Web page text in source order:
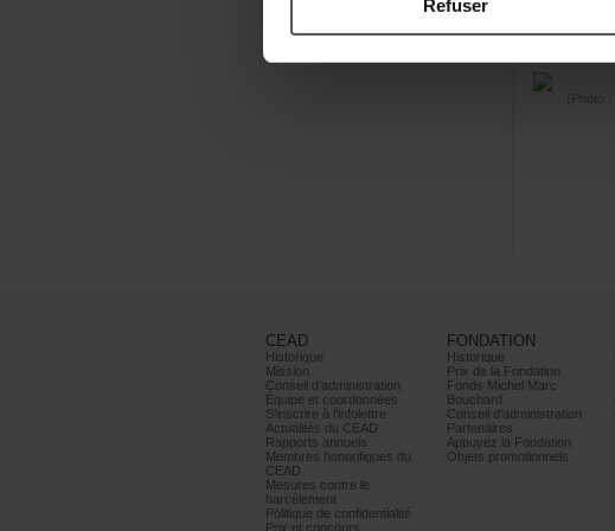
Refuser
CEAD
Historique
Mission
Conseild’administration
Équipeetcoordonnées
S’inscrireàl’infolettre
ActualitésduCEAD
Rapportsannuels
Membreshonorifiquesdu
CEAD
Mesurescontrele
harcèlement
Politiquedeconfidentialité
Prixetconcours
FONDATION
Historique
PrixdelaFondation
FondsMichelMarc
Bouchard
Conseild’administration
Partenaires
AppuyezlaFondation
Objetspromotionnels